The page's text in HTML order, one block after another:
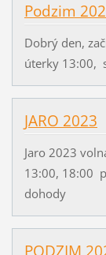
Podzim
Dobrý den,
úterky 13:00,
JARO 2023
Jaro 2023
13:00, 18:00
dohody